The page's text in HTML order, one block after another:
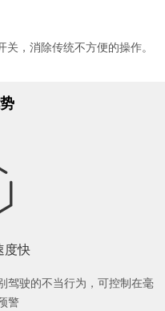
，消除传统不方便的操作。
度快
驾驶的不当行为，可控制在毫
警